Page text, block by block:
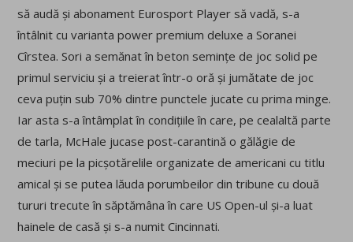
să audă și abonament Eurosport Player să vadă, s-a
întâlnit cu varianta power premium deluxe a Soranei
Cîrstea. Sori a semănat în beton semințe de joc solid pe
primul serviciu și a treierat într-o oră și jumătate de joc
ceva puțin sub 70% dintre punctele jucate cu prima minge.
Iar asta s-a întâmplat în condițiile în care, pe cealaltă parte
de tarla, McHale jucase post-carantină o gălăgie de
meciuri pe la picșotărelile organizate de americani cu titlu
amical și se putea lăuda porumbeilor din tribune cu două
tururi trecute în săptămâna în care US Open-ul și-a luat
hainele de casă și s-a numit Cincinnati.